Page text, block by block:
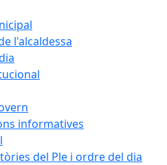
l'alcaldessa
informatives
del Ple i ordre del dia